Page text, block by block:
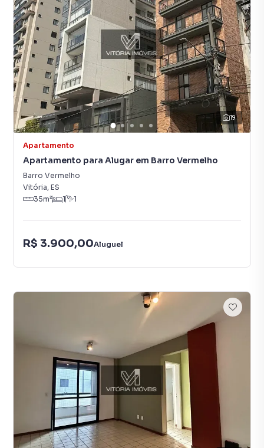
19
Apartamento
Apartamento para Alugar em Barro Vermelho
Barro Vermelho
Vitória, ES
35m² 1 1
R$ 3.900,00Aluguel